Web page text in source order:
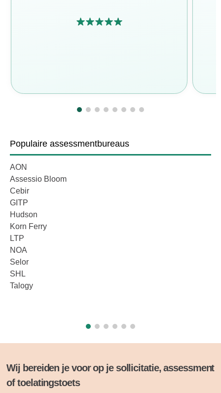
Populaire assessmentbureaus
AON
Assessio Bloom
Cebir
GITP
Hudson
Korn Ferry
LTP
NOA
Selor
SHL
Talogy
Wij bereiden je voor op je sollicitatie, assessment
of toelatingstoets